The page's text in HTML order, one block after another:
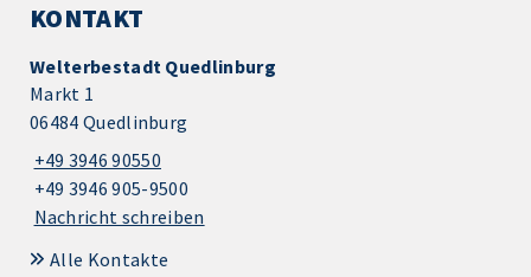
KONTAKT
Welterbestadt Quedlinburg
Markt 1
06484 Quedlinburg
+49 3946 90550
+49 3946 905-9500
Nachricht schreiben
Alle Kontakte